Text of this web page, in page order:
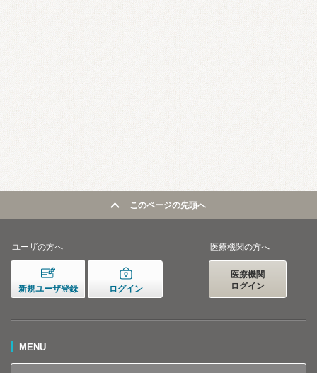
このページの先頭へ
ユーザの方へ
新規ユーザ登録 ログイン
医療機関の方へ
医療機関
ログイン
MENU